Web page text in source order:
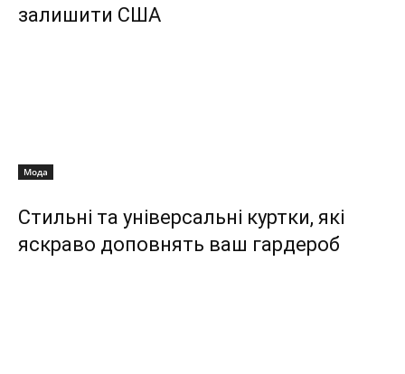
залишити США
Мода
Стильні та універсальні куртки, які
яскраво доповнять ваш гардероб